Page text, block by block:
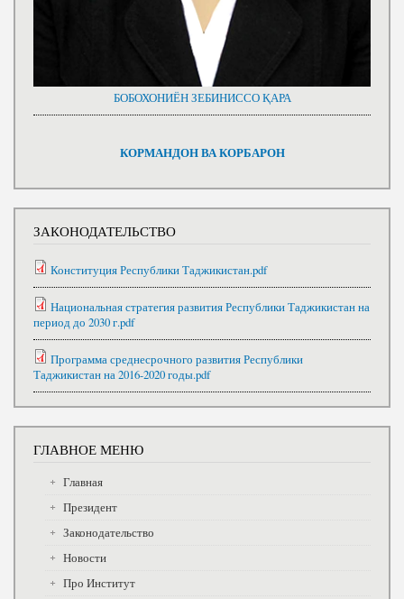
БОБОХОНИЁН ЗЕБИНИССО ҚАРА
КОРМАНДОН ВА КОРБАРОН
ЗАКОНОДАТЕЛЬСТВО
Конституция Республики Таджикистан.pdf
Национальная стратегия развития Республики Таджикистан на
период до 2030 г.pdf
Программа среднесрочного развития Республики
Таджикистан на 2016-2020 годы.pdf
ГЛАВНОЕ МЕНЮ
Главная
Президент
Законодательство
Новости
Про Институт